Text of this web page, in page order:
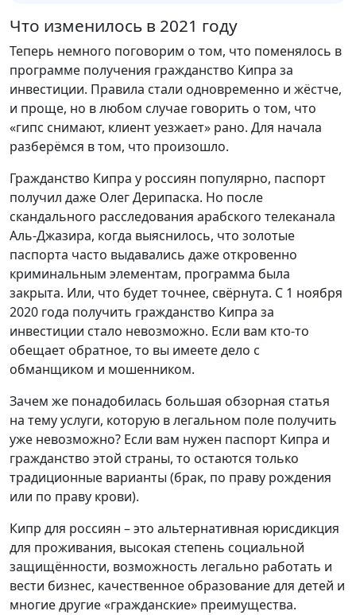
Что изменилось в 2021 году
Теперь немного поговорим о том, что поменялось в
программе получения гражданство Кипра за
инвестиции. Правила стали одновременно и жёстче,
и проще, но в любом случае говорить о том, что
«гипс снимают, клиент уезжает» рано. Для начала
разберёмся в том, что произошло.
Гражданство Кипра у россиян популярно, паспорт
получил даже Олег Дерипаска. Но после
скандального расследования арабского телеканала
Аль-Джазира, когда выяснилось, что золотые
паспорта часто выдавались даже откровенно
криминальным элементам, программа была
закрыта. Или, что будет точнее, свёрнута. С 1 ноября
2020 года получить гражданство Кипра за
инвестиции стало невозможно. Если вам кто-то
обещает обратное, то вы имеете дело с
обманщиком и мошенником.
Зачем же понадобилась большая обзорная статья
на тему услуги, которую в легальном поле получить
уже невозможно? Если вам нужен паспорт Кипра и
гражданство этой страны, то остаются только
традиционные варианты (брак, по праву рождения
или по праву крови).
Кипр для россиян – это альтернативная юрисдикция
для проживания, высокая степень социальной
защищённости, возможность легально работать и
вести бизнес, качественное образование для детей и
многие другие «гражданские» преимущества.